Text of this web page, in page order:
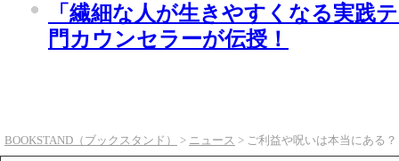
「繊細な人が生きやすくなる実践
門カウンセラーが伝授！
BOOKSTAND（ブックスタンド） > ニュース > ご利益や呪いは本当にある